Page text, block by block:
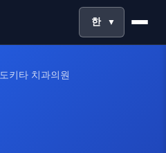
한 ▼
도키타 치과의원